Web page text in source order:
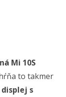
Mi 10S
to takmer
displej s